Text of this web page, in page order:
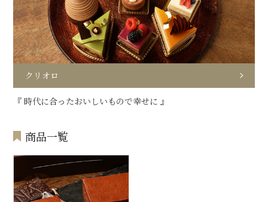
クリオロ
『 時代に合ったおいしいもので幸せに 』
商品一覧